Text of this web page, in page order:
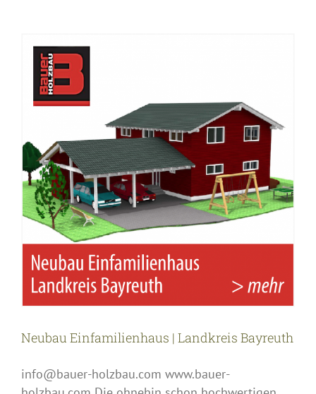
Neubau Einfamilienhaus | Landkreis Bayreuth
info@bauer-holzbau.com www.bauer-